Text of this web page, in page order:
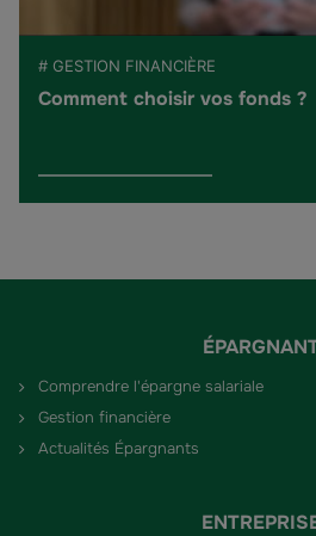
# GESTION FINANCIÈRE
Comment choisir vos fonds ?
Comprendre l'épargne salariale
Gestion financière
Actualités Épargnants